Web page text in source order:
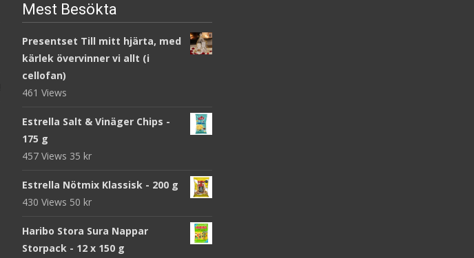
Mest Besökta
Presentset Till mitt hjärta, med
kärlek övervinner vi allt (i
cellofan)
461 Views
Estrella Salt & Vinäger Chips -
175 g
457 Views 35 kr
Estrella Nötmix Klassisk - 200 g
430 Views 50 kr
Haribo Stora Sura Nappar
Storpack - 12 x 150 g